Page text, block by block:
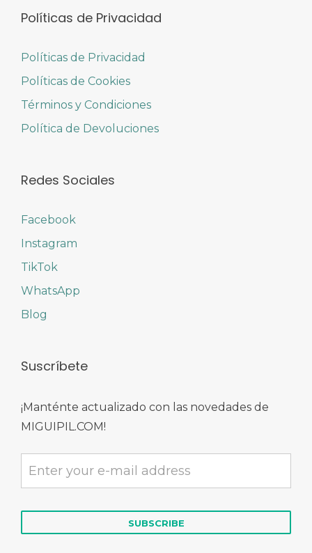
Políticas de Privacidad
Políticas de Privacidad
Políticas de Cookies
Términos y Condiciones
Política de Devoluciones
Redes Sociales
Facebook
Instagram
TikTok
WhatsApp
Blog
Suscríbete
¡Manténte actualizado con las novedades de
MIGUIPIL.COM!